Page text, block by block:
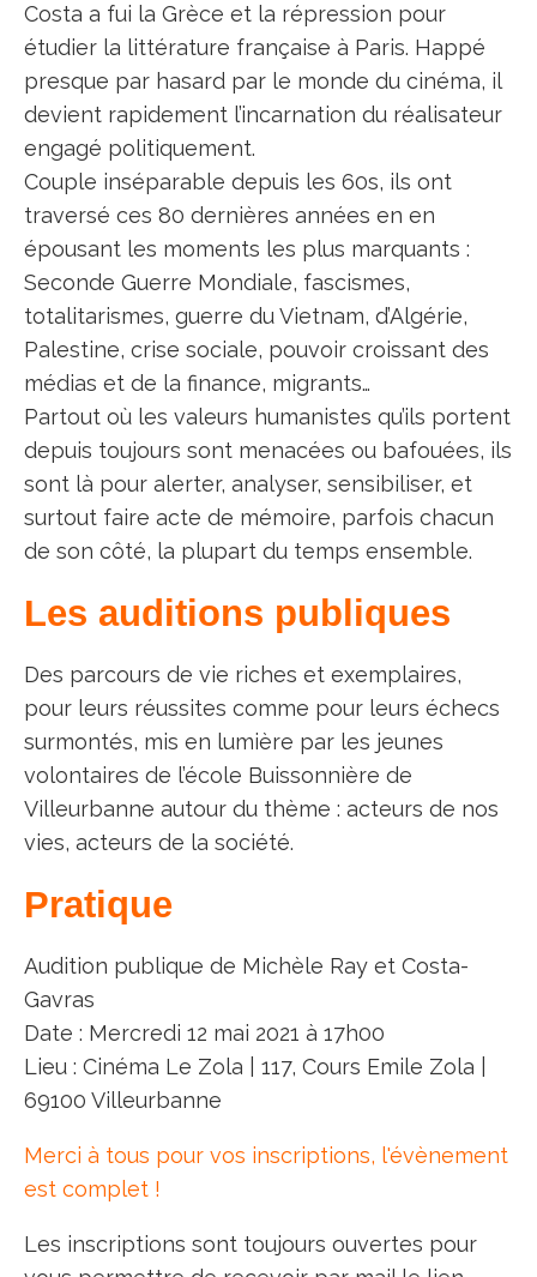
Costa a fui la Grèce et la répression pour
étudier la littérature française à Paris. Happé
presque par hasard par le monde du cinéma, il
devient rapidement l’incarnation du réalisateur
engagé politiquement.
Couple inséparable depuis les 60s, ils ont
traversé ces 80 dernières années en en
épousant les moments les plus marquants :
Seconde Guerre Mondiale, fascismes,
totalitarismes, guerre du Vietnam, d’Algérie,
Palestine, crise sociale, pouvoir croissant des
médias et de la finance, migrants…
Partout où les valeurs humanistes qu’ils portent
depuis toujours sont menacées ou bafouées, ils
sont là pour alerter, analyser, sensibiliser, et
surtout faire acte de mémoire, parfois chacun
de son côté, la plupart du temps ensemble.
Les auditions publiques
Des parcours de vie riches et exemplaires,
pour leurs réussites comme pour leurs échecs
surmontés, mis en lumière par les jeunes
volontaires de l’école Buissonnière de
Villeurbanne autour du thème : acteurs de nos
vies, acteurs de la société.
Pratique
Audition publique de Michèle Ray et Costa-
Gavras
Date : Mercredi 12 mai 2021 à 17h00
Lieu : Cinéma Le Zola | 117, Cours Emile Zola |
69100 Villeurbanne
Merci à tous pour vos inscriptions, l'évènement
est complet !
Les inscriptions sont toujours ouvertes pour